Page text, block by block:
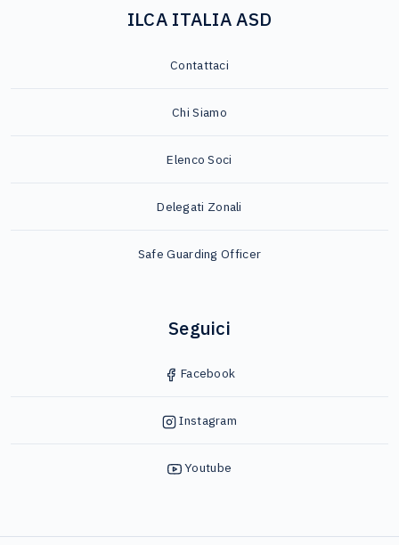
ILCA ITALIA ASD
Contattaci
Chi Siamo
Elenco Soci
Delegati Zonali
Safe Guarding Officer
Seguici
Facebook
Instagram
Youtube